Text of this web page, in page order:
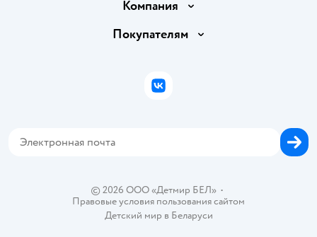
Доставка и оплата
Правила продажи
Политика использования файлов cookie
Компания
Вакансии
Покупателям
Бонусные карты
© 2026 ООО «Детмир БЕЛ»•
Правовые условия пользования сайтом
Детский мир в Беларуси
ВКонтакте